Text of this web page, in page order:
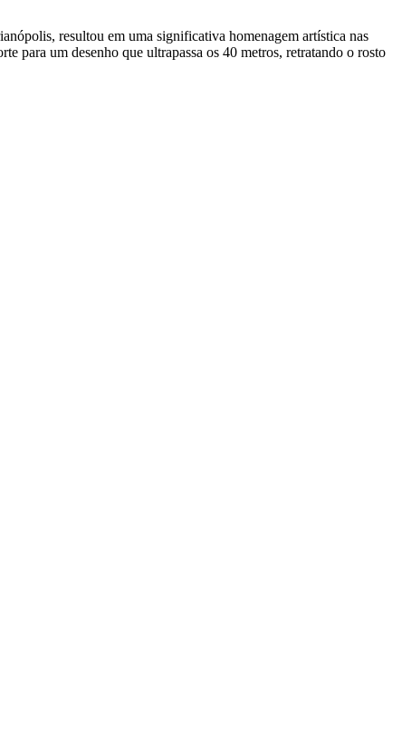
resultou em uma significativa homenagem artística nas
para um desenho que ultrapassa os 40 metros, retratando o rosto